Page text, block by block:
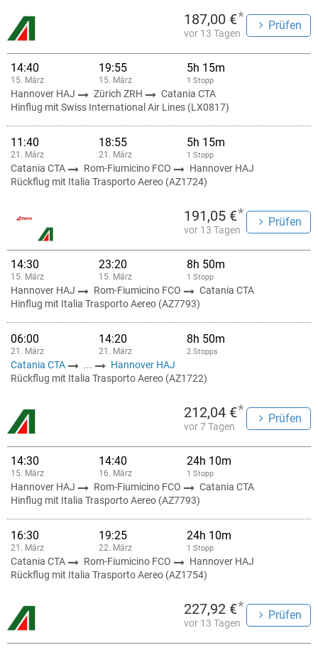
187,00 €*
vor 13 Tagen
Prüfen
14:40
15. März
19:55
15. März
5h 15m
1 Stopp
Hannover HAJ Zürich ZRH
Catania CTA
Hinflug mit Swiss International Air Lines (LX0817)
11:40
21. März
18:55
21. März
5h 15m
1 Stopp
Catania CTA Rom-Fiumicino FCO
Hannover HAJ
Rückflug mit Italia Trasporto Aereo (AZ1724)
191,05 €*
vor 13 Tagen
Prüfen
14:30
15. März
23:20
15. März
8h 50m
1 Stopp
Hannover HAJ Rom-Fiumicino FCO
Catania CTA
Hinflug mit Italia Trasporto Aereo (AZ7793)
06:00
21. März
14:20
21. März
8h 50m
2 Stopps
Catania CTA ...
Hannover HAJ
Rückflug mit Italia Trasporto Aereo (AZ1722)
212,04 €*
vor 7 Tagen
Prüfen
14:30
15. März
14:40
16. März
24h 10m
1 Stopp
Hannover HAJ Rom-Fiumicino FCO
Catania CTA
Hinflug mit Italia Trasporto Aereo (AZ7793)
16:30
21. März
19:25
22. März
24h 10m
1 Stopp
Catania CTA Rom-Fiumicino FCO
Hannover HAJ
Rückflug mit Italia Trasporto Aereo (AZ1754)
227,92 €*
vor 13 Tagen
Prüfen